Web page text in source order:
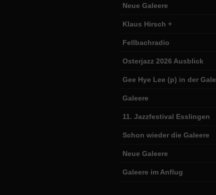
Neue Galeere
Klaus Hirsch +
Fellbachradio
Osterjazz 2026 Ausblick
Gee Hye Lee (p) in der
Galeere
11. Jazzfestival Esslingen
Schon wieder die Galeere
Neue Galeere
Galeere im Anflug